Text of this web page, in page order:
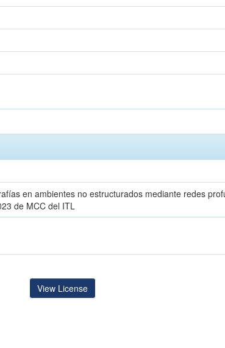
en ambientes no estructurados mediante redes
de MCC del ITL
View License